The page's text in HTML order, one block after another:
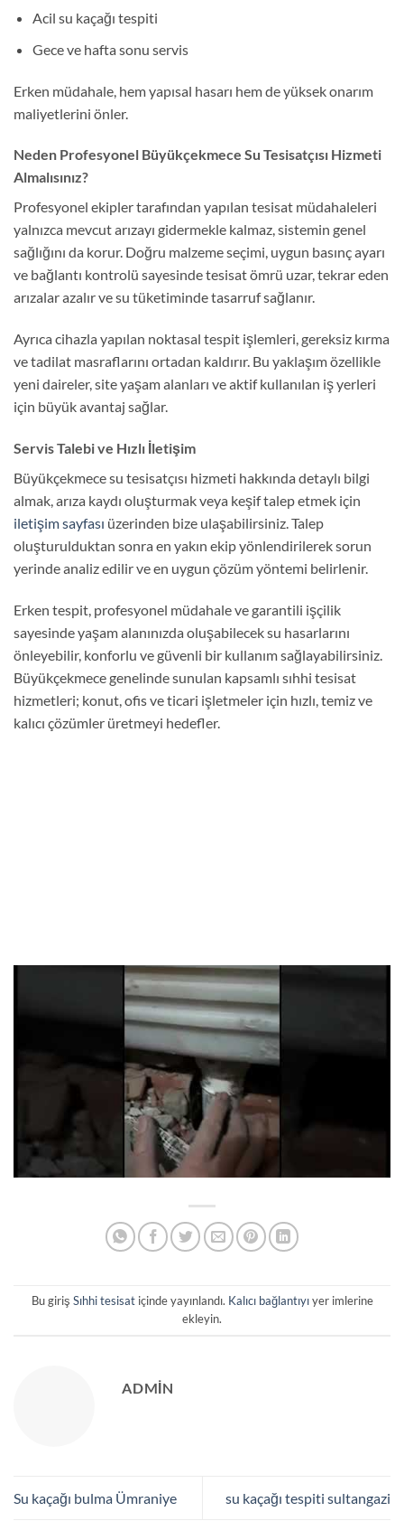
Acil su kaçağı tespiti
Gece ve hafta sonu servis
Erken müdahale, hem yapısal hasarı hem de yüksek onarım
maliyetlerini önler.
Neden Profesyonel Büyükçekmece Su Tesisatçısı Hizmeti
Almalısınız?
Profesyonel ekipler tarafından yapılan tesisat müdahaleleri
yalnızca mevcut arızayı gidermekle kalmaz, sistemin genel
sağlığını da korur. Doğru malzeme seçimi, uygun basınç ayarı
ve bağlantı kontrolü sayesinde tesisat ömrü uzar, tekrar eden
arızalar azalır ve su tüketiminde tasarruf sağlanır.
Ayrıca cihazla yapılan noktasal tespit işlemleri, gereksiz kırma
ve tadilat masraflarını ortadan kaldırır. Bu yaklaşım özellikle
yeni daireler, site yaşam alanları ve aktif kullanılan iş yerleri
için büyük avantaj sağlar.
Servis Talebi ve Hızlı İletişim
Büyükçekmece su tesisatçısı hizmeti hakkında detaylı bilgi
almak, arıza kaydı oluşturmak veya keşif talep etmek için
iletişim sayfası üzerinden bize ulaşabilirsiniz. Talep
oluşturulduktan sonra en yakın ekip yönlendirilerek sorun
yerinde analiz edilir ve en uygun çözüm yöntemi belirlenir.
Erken tespit, profesyonel müdahale ve garantili işçilik
sayesinde yaşam alanınızda oluşabilecek su hasarlarını
önleyebilir, konforlu ve güvenli bir kullanım sağlayabilirsiniz.
Büyükçekmece genelinde sunulan kapsamlı sıhhi tesisat
hizmetleri; konut, ofis ve ticari işletmeler için hızlı, temiz ve
kalıcı çözümler üretmeyi hedefler.
Bu giriş Sıhhi tesisatiçinde yayınlandı. Kalıcı bağlantıyıyer imlerine
ekleyin.
ADMIN
Su kaçağı bulma Ümraniye su kaçağı tespiti sultangazi